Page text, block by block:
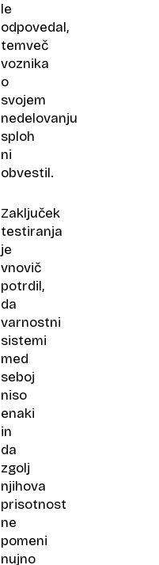
le
odpovedal,
temveč
voznika
o
svojem
nedelovanju
sploh
ni
obvestil.
Zaključek
testiranja
je
vnovič
potrdil,
da
varnostni
sistemi
med
seboj
niso
enaki
in
da
zgolj
njihova
prisotnost
ne
pomeni
nujno